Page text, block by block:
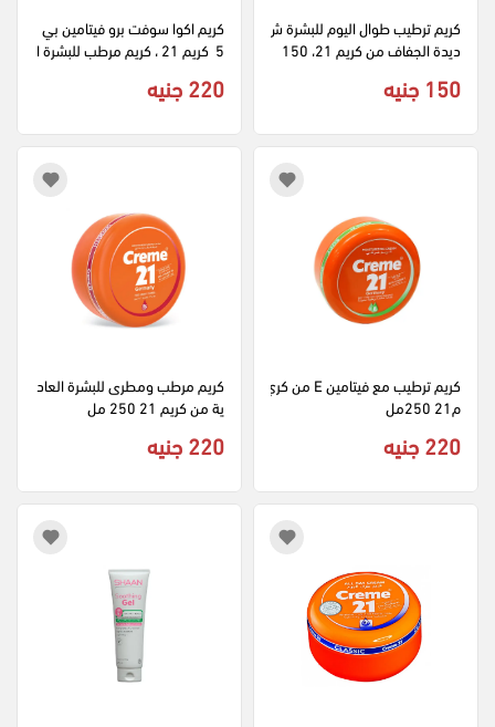
كريم ترطيب طوال اليوم للبشرة ش
150 جنيه
5  كريم 21 ، كريم مرطب للبشرة ا
220 جنيه
كريم ترطيب مع فيتامين E من كري
م21 250مل
220 جنيه
كريم مرطب ومطرى للبشرة العاد
ية من كريم 21 250 مل
220 جنيه